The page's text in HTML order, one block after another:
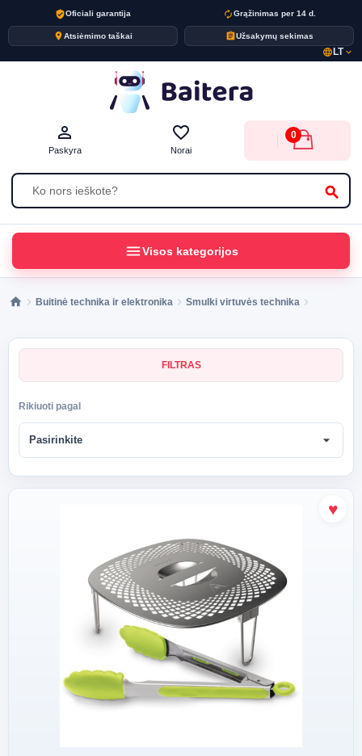
verified_userOficiali garantija autorenewGrąžinimas per 14 d.
placeAtsiėmimo taškai assignmentUžsakymų sekimas
language LTexpand_more
search
person_outline
Paskyra
favorite_border
Norai
0
menuVisos kategorijos
Buitinė technika ir elektronika Smulki virtuvės technika
FILTRAS
Rikiuoti pagal
Pasirinkite arrow_drop_down